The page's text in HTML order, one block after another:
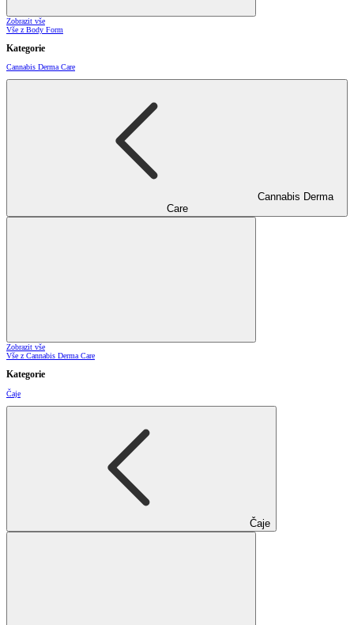
Zobrazit vše
Vše z Body Form
Kategorie
Cannabis Derma Care
Cannabis Derma
Care
Zobrazit vše
Vše z Cannabis Derma Care
Kategorie
Čaje
Čaje